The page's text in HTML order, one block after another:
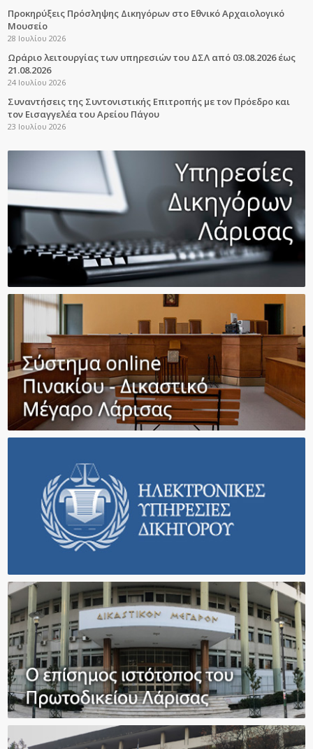
Προκηρύξεις Πρόσληψης Δικηγόρων στο Εθνικό Αρχαιολογικό
Μουσείο
28 Ιουλίου 2026
Ωράριο λειτουργίας των υπηρεσιών του ΔΣΛ από 03.08.2026 έως
21.08.2026
24 Ιουλίου 2026
Συναντήσεις της Συντονιστικής Επιτροπής με τον Πρόεδρο και
τον Εισαγγελέα του Αρείου Πάγου
23 Ιουλίου 2026